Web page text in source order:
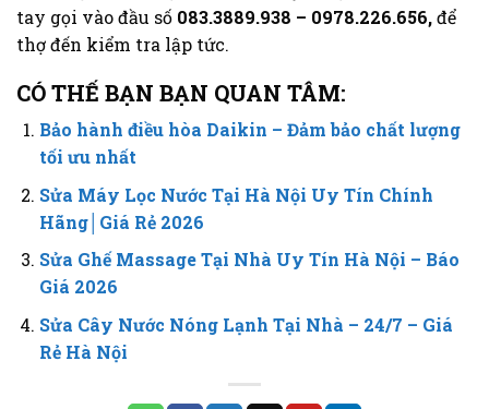
tay gọi vào đầu số 083.3889.938 – 0978.226.656,để
thợ đến kiểm tra lập tức.
CÓ THẾ BẠN BẠN QUAN TÂM:
Bảo hành điều hòa Daikin – Đảm bảo chất lượng
tối ưu nhất
Sửa Máy Lọc Nước Tại Hà Nội Uy Tín Chính
Hãng│Giá Rẻ 2026
Sửa Ghế Massage Tại Nhà Uy Tín Hà Nội – Báo
Giá 2026
Sửa Cây Nước Nóng Lạnh Tại Nhà – 24/7 – Giá
Rẻ Hà Nội